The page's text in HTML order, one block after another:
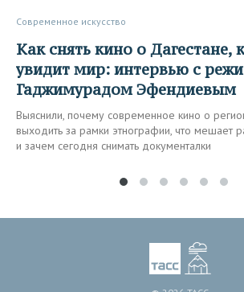
Современное искусство
Как снять кино о Дагестане, которое
увидит мир: интервью с
Гаджимурадом Эфендиевым
Выяснили, почему современное кино о
выходить за рамки этнографии, что мешает
и зачем сегодня снимать документалки